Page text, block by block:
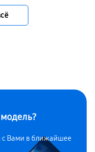
с Вами в ближайшее